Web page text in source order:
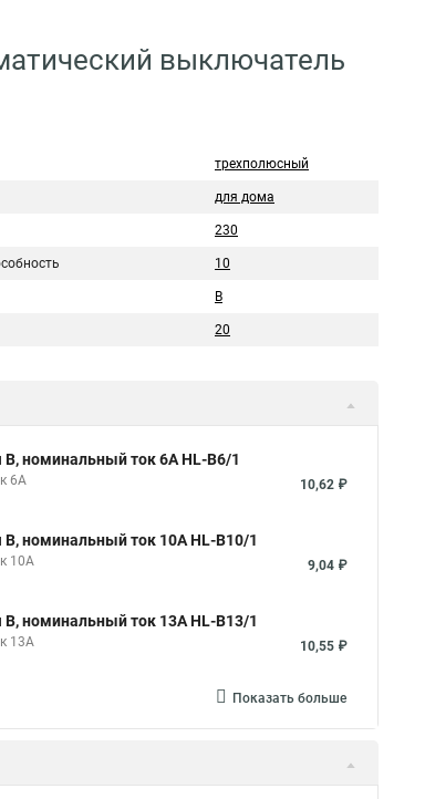
выключатель
трехполюсный
для дома
230
10
B
20
номинальный ток 6А HL-B6/1
6А 10,62 ₽
номинальный ток 10А HL-B10/1
10А 9,04 ₽
номинальный ток 13А HL-B13/1
13А 10,55 ₽
Показать больше